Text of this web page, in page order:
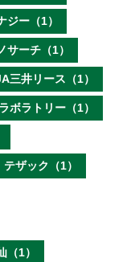
ジー（1）
サーチ（1）
三井リース（1）
ボラトリー（1）
テザック（1）
（1）